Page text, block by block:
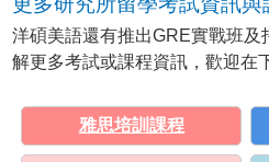
洋碩美語還有推出GRE實戰班及
解更多考試或課程資訊，歡迎在
雅思培訓課程